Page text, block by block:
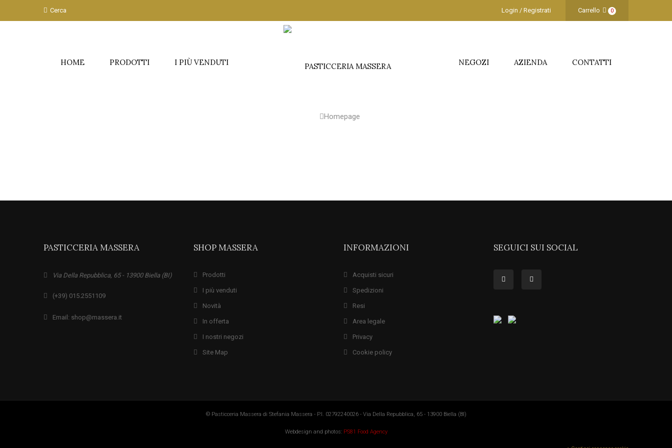
Cerca Login / Registrati Carrello 0
HOME PRODOTTI I PIÙ VENDUTI NEGOZI AZIENDA CONTATTI
Homepage
PASTICCERIA MASSERA
Via Della Repubblica, 65 - 13900 Biella (BI)
(+39) 015.2551109
Email: shop@massera.it
SHOP MASSERA
Prodotti
I più venduti
Novità
In offerta
I nostri negozi
Site Map
INFORMAZIONI
Acquisti sicuri
Spedizioni
Resi
Area legale
Privacy
Cookie policy
SEGUICI SUI SOCIAL
© Pasticceria Massera di Stefania Massera - P.I. 02792240026 - Via Della Repubblica, 65 - 13900 Biella (BI)
Webdesign and photos: PS81 Food Agency